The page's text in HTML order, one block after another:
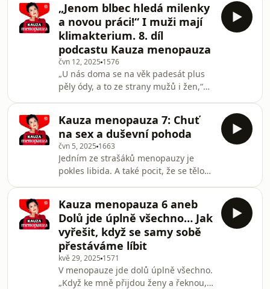
„Jenom blbec hledá milenky
a novou práci!“ I muži mají
klimakterium. 8. díl
podcastu Kauza menopauza
čvn 12, 2025 1576
„U nás doma se na věk padesát plus
pěly ódy, a to ze strany mužů i žen,“
Cajthamlová. Ženy přicházejí do
menopauzy – a muže čeká něco
podobného v podobě andropauzy. A
jestliže je to pro mnohé dámy stále
tabu, pánové jsou na tom ještě
výrazně hůř. Proto je nejvyšší čas tato
témata veřejně otevírat
Kauza menopauza 7: Chuť
na sex a duševní pohoda
čvn 5, 2025 1663
Jedním ze strašáků menopauzy je
pokles libida. A také pocit, že se tělo
i proto se mnohé nechtějí o
menopauze otevřeně bavit. Na
některé důležité otázky odpoví další
díl pořadu Kauza menopauza se
známou sexuoložkou Laurou
Janáčkovou.
Kauza menopauza 6 aneb
Dolů jde úplně všechno… Jak
vyřešit, když se samy sobě
přestáváme líbit
kvě 29, 2025 1571
V menopauze jde dolů úplně všechno.
„Když ke mně přijdou ženy a řeknou,